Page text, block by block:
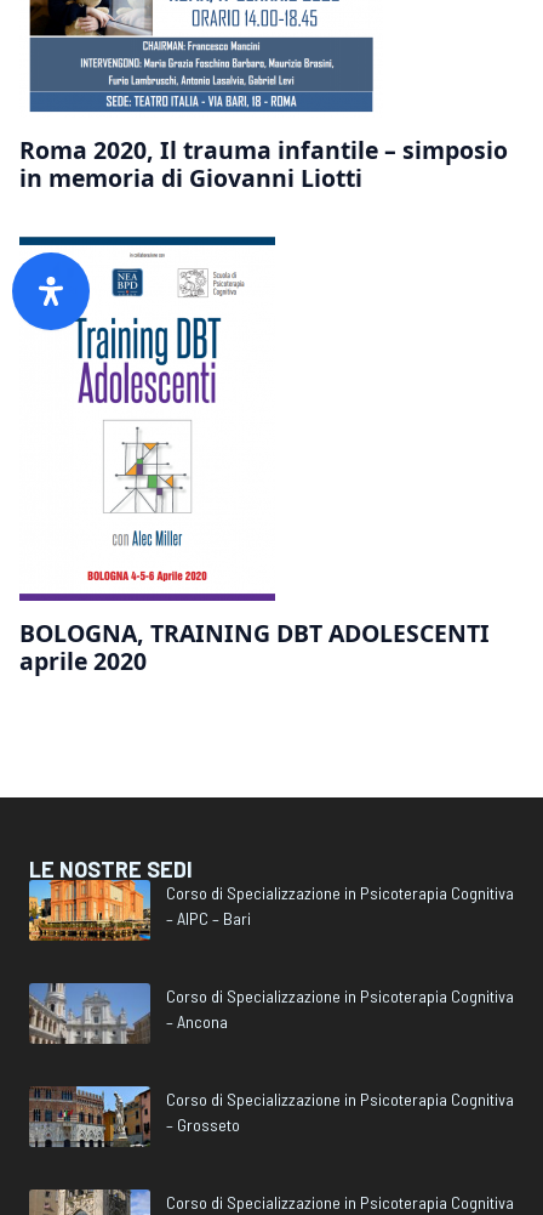
Roma 2020, Il trauma infantile – simposio
in memoria di Giovanni Liotti
BOLOGNA, TRAINING DBT ADOLESCENTI
aprile 2020
LE NOSTRE SEDI
Corso di Specializzazione in Psicoterapia Cognitiva
– AIPC – Bari
Corso di Specializzazione in Psicoterapia Cognitiva
– Ancona
Corso di Specializzazione in Psicoterapia Cognitiva
– Grosseto
Corso di Specializzazione in Psicoterapia Cognitiva